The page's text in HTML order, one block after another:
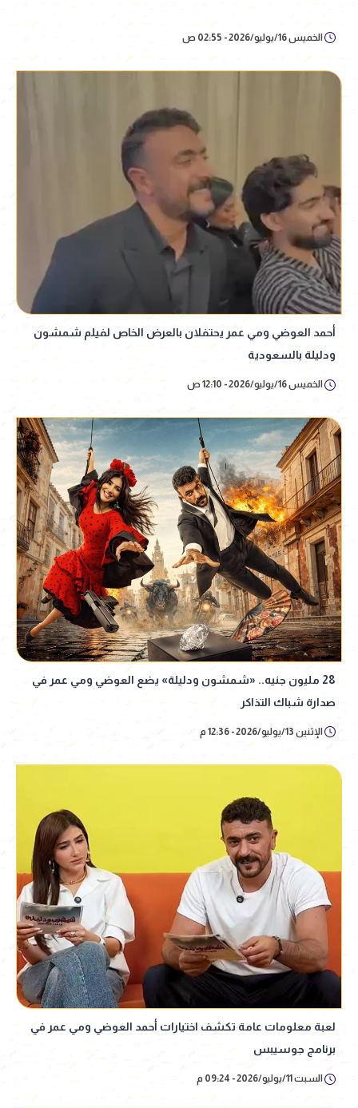
الخميس 16/يوليو/2026 - 02:55 ص
أحمد العوضي ومي عمر يحتفلان بالعرض الخاص لفيلم شمشون
ودليلة بالسعودية
الخميس 16/يوليو/2026 - 12:10 ص
28 مليون جنيه.. «شمشون ودليلة» يضع العوضي ومي عمر في
صدارة شباك التذاكر
الإثنين 13/يوليو/2026 - 12:36 م
لعبة معلومات عامة تكشف اختيارات أحمد العوضي ومي عمر في
برنامج جوسيبس
السبت 11/يوليو/2026 - 09:24 م